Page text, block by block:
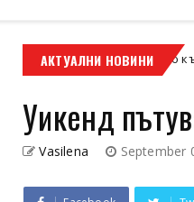
АКТУАЛНИ НОВИНИ
кои двойки са заедно към
Уикенд
Vasilena September